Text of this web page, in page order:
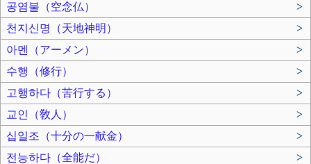
공염불（空念仏）
>
천지신명（天地神明）
>
아멘（アーメン）
>
수행（修行）
>
고행하다（苦行する）
>
교인（敎人）
>
십일조（十分の一献金）
>
전능하다（全能だ）
>